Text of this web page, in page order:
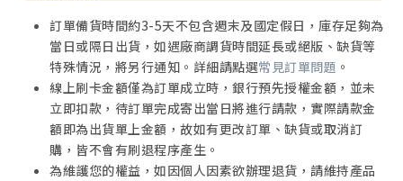
訂單備貨時間約3-5天不包含週末及國定假日，庫存足夠為
當日或隔日出貨，如遇廠商調貨時間延長或絕版、缺貨等
特殊情況，將另行通知。詳細請點選常見訂單問題 。
線上刷卡金額僅為訂單成立時，銀行預先授權金額，並未
立即扣款，待訂單完成寄出當日將進行請款，實際請款金
額即為出貨單上金額，故如有更改訂單、缺貨或取消訂
購，皆不會有刷退程序產生。
為維護您的權益，如因個人因素欲辦理退貨，請維持產品